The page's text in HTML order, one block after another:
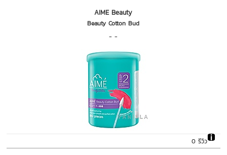
AIME Beauty
Beauty Cotton Bud
- -
0 รีวิว